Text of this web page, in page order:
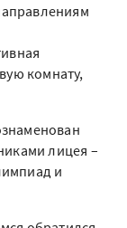
комнату,
лицея –
и